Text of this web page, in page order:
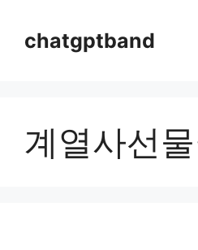
chatgptband
계열사선